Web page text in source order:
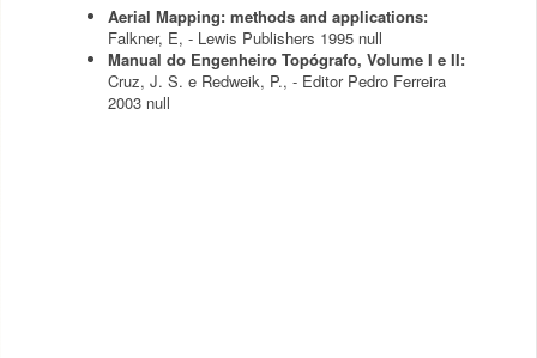
Aerial Mapping: methods and applications:
Falkner, E, - Lewis Publishers 1995 null
Manual do Engenheiro Topógrafo, Volume I e II:
Cruz, J. S. e Redweik, P., - Editor Pedro Ferreira
2003 null